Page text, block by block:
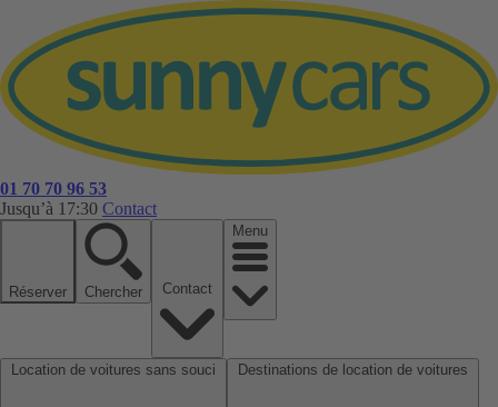
01 70 70 96 53
Jusqu’à 17:30 Contact
Réserver Chercher
Menu